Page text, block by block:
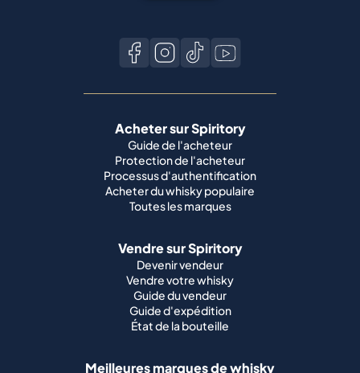
Acheter sur Spiritory
Guide de l'acheteur
Protection de l'acheteur
Processus d'authentification
Acheter du whisky populaire
Toutes les marques
Vendre sur Spiritory
Devenir vendeur
Vendre votre whisky
Guide du vendeur
Guide d'expédition
État de la bouteille
Meilleures marques de whisky